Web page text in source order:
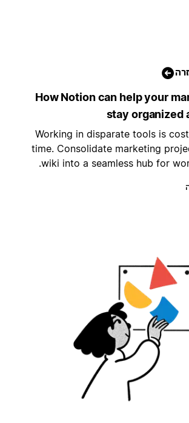
How Notion can help
stay
Working in disparate tools
time. Consolidate marketing
wiki into a seamless hub